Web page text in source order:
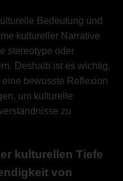
Bedeutung und
kultureller Narrative
stereotype oder
Deshalb ist es wichtig,
bewusste Reflexion
um kulturelle
zu
kulturellen Tiefe
von